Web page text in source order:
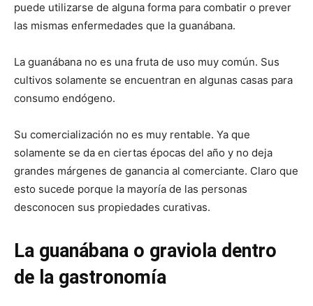
puede utilizarse de alguna forma para combatir o prever
las mismas enfermedades que la guanábana.
La guanábana no es una fruta de uso muy común. Sus
cultivos solamente se encuentran en algunas casas para
consumo endógeno.
Su comercialización no es muy rentable. Ya que
solamente se da en ciertas épocas del año y no deja
grandes márgenes de ganancia al comerciante. Claro que
esto sucede porque la mayoría de las personas
desconocen sus propiedades curativas.
La guanábana o graviola dentro
de la gastronomía